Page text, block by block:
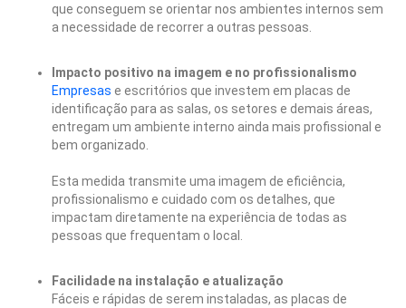
que conseguem se orientar nos ambientes internos sem
a necessidade de recorrer a outras pessoas.
Impacto positivo na imagem e no profissionalismo
Empresas e escritórios que investem em placas de
identificação para as salas, os setores e demais áreas,
entregam um ambiente interno ainda mais profissional e
bem organizado.
Esta medida transmite uma imagem de eficiência,
profissionalismo e cuidado com os detalhes, que
impactam diretamente na experiência de todas as
pessoas que frequentam o local.
Facilidade na instalação e atualização
Fáceis e rápidas de serem instaladas, as placas de